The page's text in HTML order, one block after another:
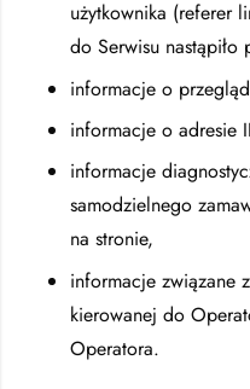
użytkownika (referer
do Serwisu nastąpiło
informacje o
informacje o adresie
informacje
samodzielnego
na stronie,
informacje związane
kierowanej do
Operatora.